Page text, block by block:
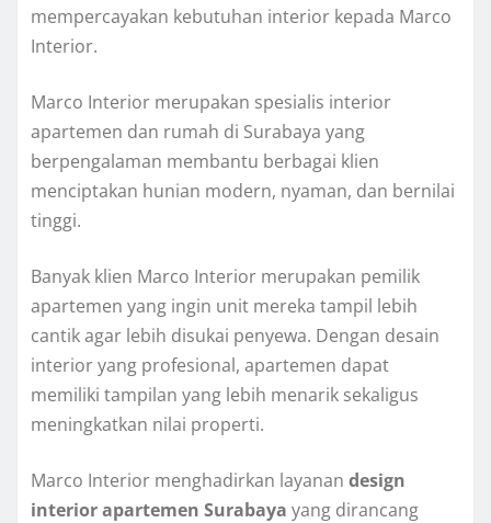
mempercayakan kebutuhan interior kepada Marco
Interior.
Marco Interior merupakan spesialis interior
apartemen dan rumah di Surabaya yang
berpengalaman membantu berbagai klien
menciptakan hunian modern, nyaman, dan bernilai
tinggi.
Banyak klien Marco Interior merupakan pemilik
apartemen yang ingin unit mereka tampil lebih
cantik agar lebih disukai penyewa. Dengan desain
interior yang profesional, apartemen dapat
memiliki tampilan yang lebih menarik sekaligus
meningkatkan nilai properti.
Marco Interior menghadirkan layanan design
interior apartemen Surabaya yang dirancang